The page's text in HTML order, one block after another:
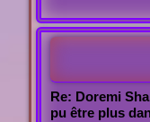
Re: Doremi
pu être plus